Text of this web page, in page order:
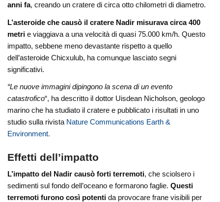
anni fa, creando un cratere di circa otto chilometri di diametro.
L’asteroide che causò il cratere Nadir misurava circa 400
metri e viaggiava a una velocità di quasi 75.000 km/h. Questo
impatto, sebbene meno devastante rispetto a quello
dell’asteroide Chicxulub, ha comunque lasciato segni
significativi.
“Le nuove immagini dipingono la scena di un evento
catastrofico“, ha descritto il dottor Uisdean Nicholson, geologo
marino che ha studiato il cratere e pubblicato i risultati in uno
studio sulla rivista Nature Communications Earth &
Environment.
Effetti dell’impatto
L’impatto del Nadir causò forti terremoti, che sciolsero i
sedimenti sul fondo dell’oceano e formarono faglie.Questi
terremoti furono così potenti da provocare frane visibili per